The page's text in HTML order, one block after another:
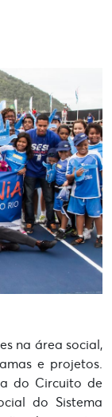
na área social,
e projetos.
do Circuito de
do Sistema